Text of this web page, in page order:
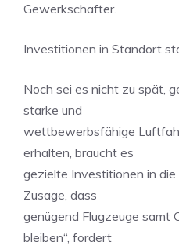
Gewerkschafter.
Investitionen in Standort
Noch sei es nicht zu spät,
starke und
wettbewerbsfähige
erhalten, braucht es
gezielte Investitionen in
Zusage, dass
genügend Flugzeuge
bleiben“, fordert